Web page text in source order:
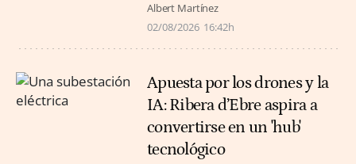
Albert Martínez
02/08/2026 16:42h
Apuesta por los drones y la
IA: Ribera d’Ebre aspira a
convertirse en un 'hub'
tecnológico